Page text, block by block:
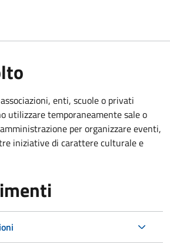
enti, scuole o privati
utilizzare temporaneamente sale o
per organizzare eventi,
iniziative di carattere culturale e